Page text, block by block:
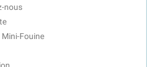
nous
Fouine